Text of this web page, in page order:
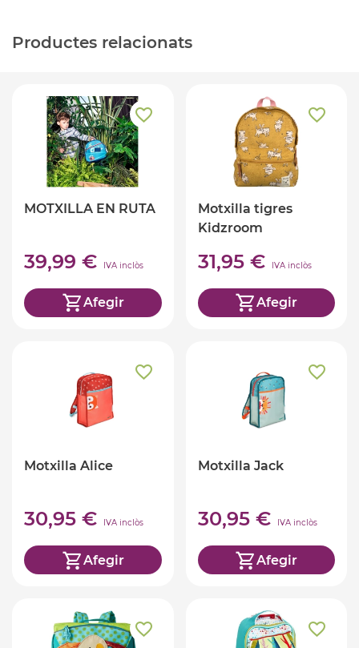
Productes relacionats
MOTXILLA EN RUTA
39,99 € IVA inclòs
Afegir
Motxilla tigres
Kidzroom
31,95 € IVA inclòs
Afegir
Motxilla Alice
30,95 € IVA inclòs
Afegir
Motxilla Jack
30,95 € IVA inclòs
Afegir